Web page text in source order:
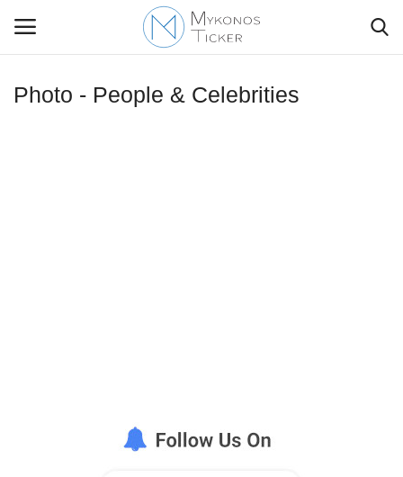
Photo - People & Celebrities